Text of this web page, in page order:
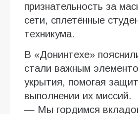
признательность за
сети, сплетённые
техникума.
В «Донинтехе»
стали важным
укрытия, помогая
выполнении их миссий.
— Мы гордимся